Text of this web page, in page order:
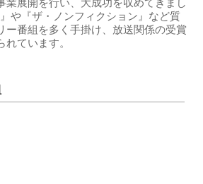
業展開を行い、大成功を収めてきまし
や『ザ・ノンフィクション』など質
ー番組を多く手掛け、放送関係の受賞
ています。